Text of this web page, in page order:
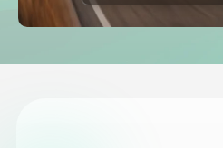
అవతార్ వీడియో